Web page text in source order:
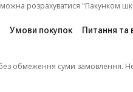
"Пакунком школяра" - при
Умови покупок Питання та
обмеження суми замовлення.